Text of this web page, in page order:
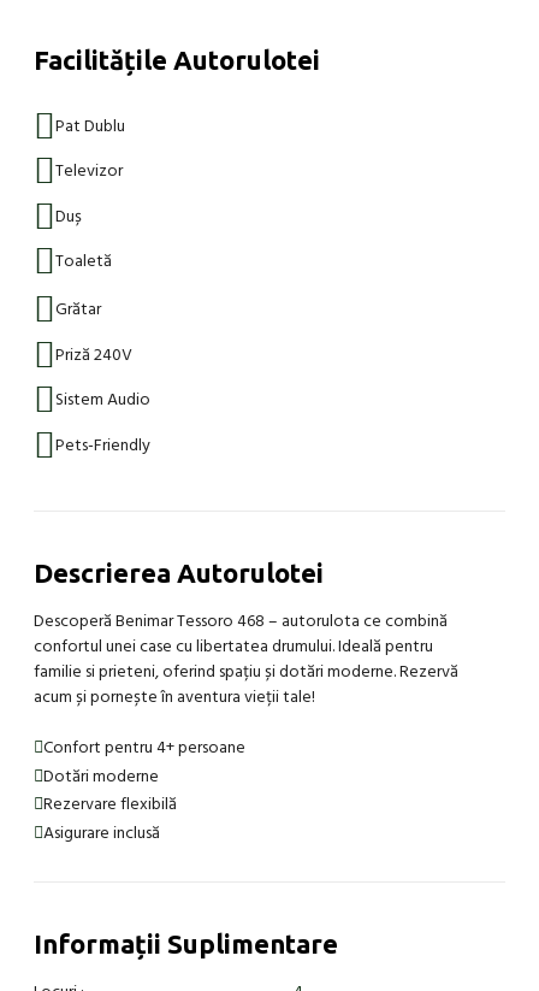
Facilitățile Autorulotei
Pat Dublu
Televizor
Duș
Toaletă
Grătar
Priză 240V
Sistem Audio
Pets-Friendly
Descrierea Autorulotei
Descoperă Benimar Tessoro 468 – autorulota ce combină
confortul unei case cu libertatea drumului. Ideală pentru
familie si prieteni, oferind spațiu și dotări moderne. Rezervă
acum și pornește în aventura vieții tale!
Confort pentru 4+ persoane
Dotări moderne
Rezervare flexibilă
Asigurare inclusă
Informații Suplimentare